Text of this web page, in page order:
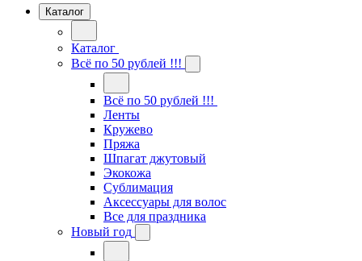
Каталог
Каталог
Всё по 50 рублей !!!
Всё по 50 рублей !!!
Ленты
Кружево
Пряжа
Шпагат джутовый
Экокожа
Сублимация
Аксессуары для волос
Все для праздника
Новый год